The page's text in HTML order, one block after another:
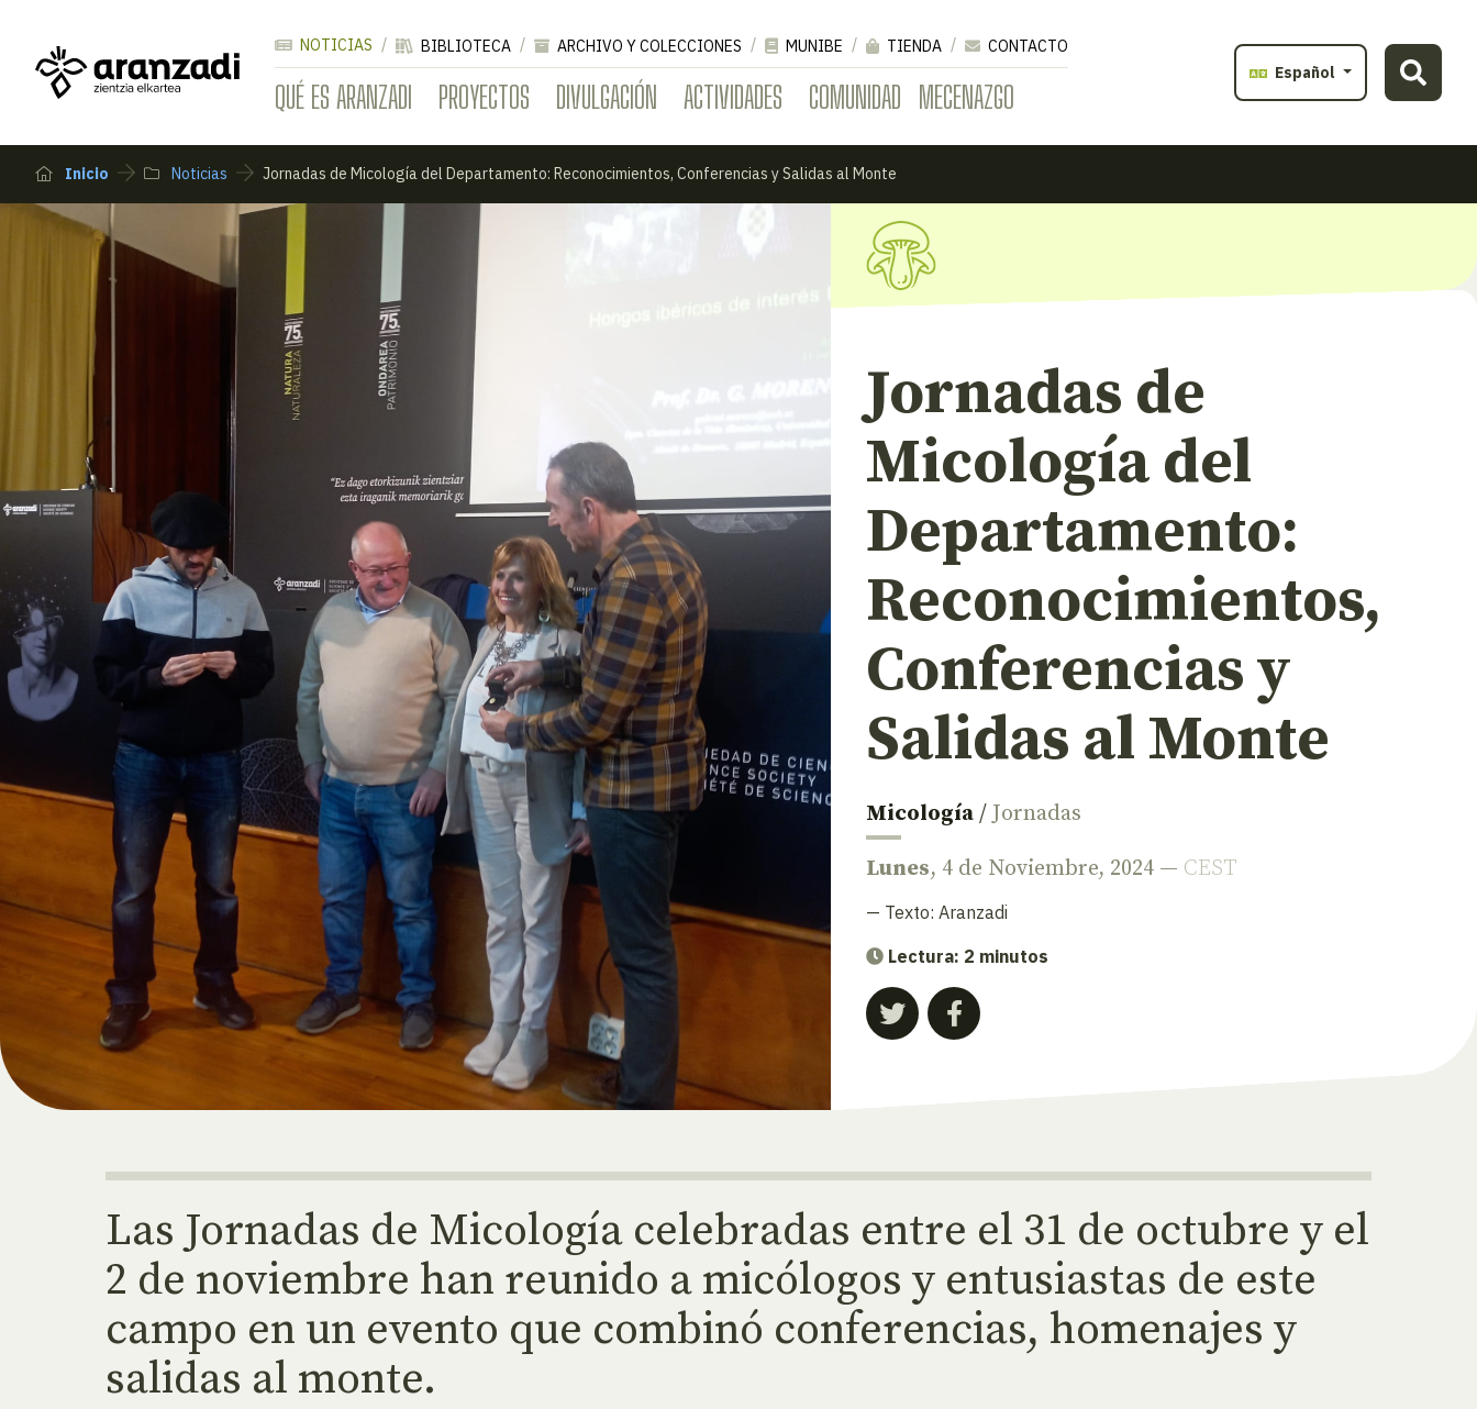
QUÉ ES ARANZADI PROYECTOS DIVULGACIÓN ACTIVIDADES COMUNIDAD MECENAZGO
NOTICIAS BIBLIOTECA ARCHIVO Y COLECCIONES MUNIBE TIENDA
CONTACTO
Español
Inicio Noticias Jornadas de Micología del Departamento: Reconocimientos, Conferencias y Salidas al Monte
Jornadas de
Micología del
Departamento:
Reconocimientos,
Conferencias y
Salidas al Monte
Micología /Jornadas
Lunes, 4 de Noviembre, 2024 — CEST
— Texto: Aranzadi
Lectura: 2 minutos
Las Jornadas de Micología celebradas entre el 31 de octubre y el
2 de noviembre han reunido a micólogos y entusiastas de este
campo en un evento que combinó conferencias, homenajes y
salidas al monte.